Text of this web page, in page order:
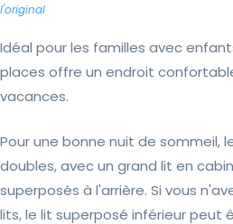
l'original
Idéal pour les familles avec
places offre un endroit
vacances.
Pour une bonne nuit de sommeil,
doubles, avec un grand lit en
superposés à l'arrière. Si vous
lits, le lit superposé inférieur peut